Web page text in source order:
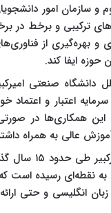
و سازمان امور
ترکیبی و برخط در
بهره‌گیری از
ایفا کند.
صنعتی
سرمایه اعتبار و
این همکاری‌ها در
عالی به همراه
وی ادامه
به نقطه‌ای رسیده
انگلیسی و حتی